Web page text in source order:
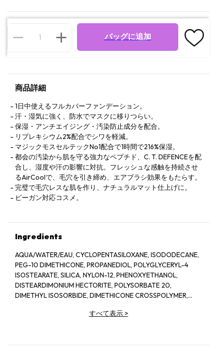
バッグに追加
商品詳細
1日中使えるフルカバーファンデーション。
汗・湿気に強く、防水でマスクに移りつらい。
保湿・アンチエイジング・汚染防止成分を配合。
リプレキシウム2%配合でシワを軽減。
マジックモスセルテックNo1配合で1時間で216%保湿。
都会の汚染から肌を守る強力なペプチド、C. T. DEFENCEを配
合し、湿度や汗の影響に対抗。フレッシュな感触を持続させ
るAirCoolで、毛穴を引き締め、エアブラシ効果をもたらす。
完璧で毛穴レスな肌を作り、ナチュラルマット仕上げに。
ビーガン対応コスメ。
Ingredients
AQUA/WATER/EAU, CYCLOPENTASILOXANE, ISODODECANE,
PEG-10 DIMETHICONE, PROPANEDIOL, POLYGLYCERYL-4
ISOSTEARATE, SILICA, NYLON-12, PHENOXYETHANOL,
DISTEARDIMONIUM HECTORITE, POLYSORBATE 20,
DIMETHYL ISOSORBIDE, DIMETHICONE CROSSPOLYMER,
DEHYDROACETATE, ARGININE PCA, ALUMINUM HYDROXIDE,
すべて表示>